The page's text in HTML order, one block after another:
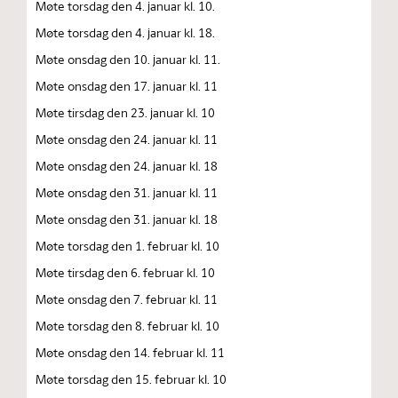
Møte torsdag den 4. januar kl. 10.
Møte torsdag den 4. januar kl. 18.
Møte onsdag den 10. januar kl. 11.
Møte onsdag den 17. januar kl. 11
Møte tirsdag den 23. januar kl. 10
Møte onsdag den 24. januar kl. 11
Møte onsdag den 24. januar kl. 18
Møte onsdag den 31. januar kl. 11
Møte onsdag den 31. januar kl. 18
Møte torsdag den 1. februar kl. 10
Møte tirsdag den 6. februar kl. 10
Møte onsdag den 7. februar kl. 11
Møte torsdag den 8. februar kl. 10
Møte onsdag den 14. februar kl. 11
Møte torsdag den 15. februar kl. 10